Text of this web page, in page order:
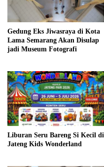
Gedung Eks Jiwasraya di Kota
Lama Semarang Akan Disulap
jadi Museum Fotografi
Liburan Seru Bareng Si Kecil di
Jateng Kids Wonderland